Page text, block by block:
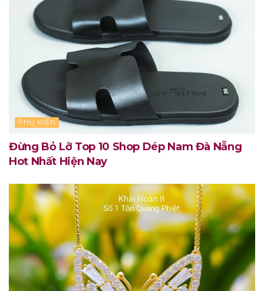
PHỤ KIỆN
Đừng Bỏ Lỡ Top 10 Shop Dép Nam Đà Nẵng
Hot Nhất Hiện Nay